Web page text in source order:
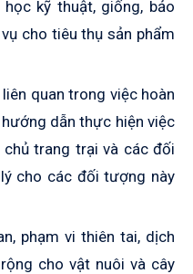
kỹ thuật, giống, bảo
cho tiêu thụ sản phẩm
quan trong việc hoàn
dẫn thực hiện việc
trang trại và các đối
cho các đối tượng này
phạm vi thiên tai, dịch
cho vật nuôi và cây